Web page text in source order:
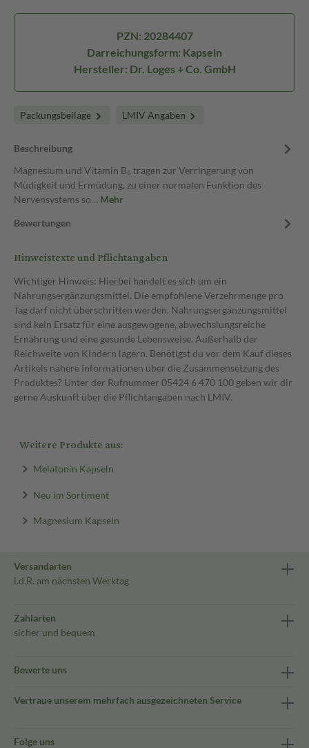
PZN: 20284407
Darreichungsform: Kapseln
Hersteller: Dr. Loges + Co. GmbH
Packungsbeilage LMIV Angaben
Beschreibung
Magnesium und Vitamin B₆ tragen zur Verringerung von
Müdigkeit und Ermüdung, zu einer normalen Funktion des
Nervensystems so… Mehr
Bewertungen
Hinweistexte und Pflichtangaben
Wichtiger Hinweis: Hierbei handelt es sich um ein
Nahrungsergänzungsmittel. Die empfohlene Verzehrmenge pro
Tag darf nicht überschritten werden. Nahrungsergänzungsmittel
sind kein Ersatz für eine ausgewogene, abwechslungsreiche
Ernährung und eine gesunde Lebensweise. Außerhalb der
Reichweite von Kindern lagern. Benötigst du vor dem Kauf dieses
Artikels nähere Informationen über die Zusammensetzung des
Produktes? Unter der Rufnummer 05424 6 470 100 geben wir dir
gerne Auskunft über die Pflichtangaben nach LMIV.
Weitere Produkte aus:
Melatonin Kapseln
Neu im Sortiment
Magnesium Kapseln
Versandarten
i.d.R. am nächsten Werktag
Zahlarten
sicher und bequem
Bewerte uns
Vertraue unserem mehrfach ausgezeichneten Service
Folge uns